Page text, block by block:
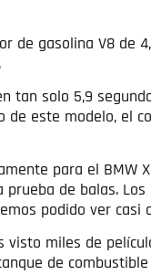
de gasolina V8 de
tan solo 5,9
este modelo, el
para el BMW
de balas.
podido ver casi
miles de
de